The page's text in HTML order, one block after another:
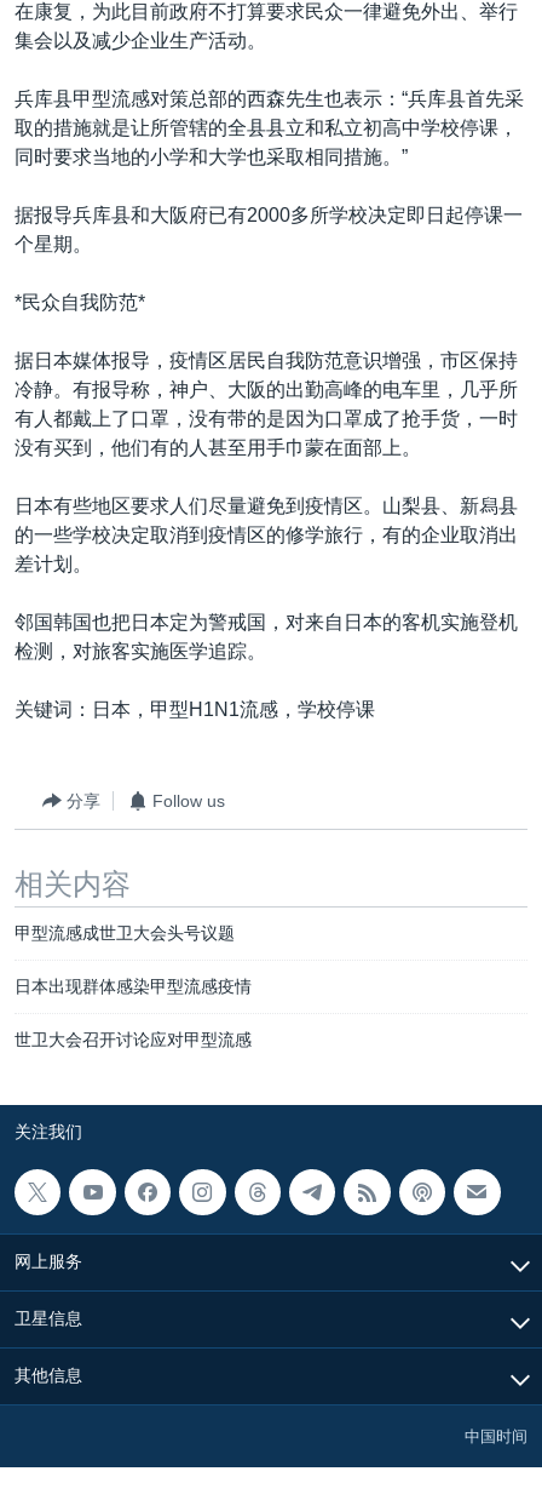
在康复，为此目前政府不打算要求民众一律避免外出、举行
集会以及减少企业生产活动。
兵库县甲型流感对策总部的西森先生也表示：“兵库县首先采
取的措施就是让所管辖的全县县立和私立初高中学校停课，
同时要求当地的小学和大学也采取相同措施。”
据报导兵库县和大阪府已有2000多所学校决定即日起停课一
个星期。
*民众自我防范*
据日本媒体报导，疫情区居民自我防范意识增强，市区保持
冷静。有报导称，神户、大阪的出勤高峰的电车里，几乎所
有人都戴上了口罩，没有带的是因为口罩成了抢手货，一时
没有买到，他们有的人甚至用手巾蒙在面部上。
日本有些地区要求人们尽量避免到疫情区。山梨县、新舄县
的一些学校决定取消到疫情区的修学旅行，有的企业取消出
差计划。
邻国韩国也把日本定为警戒国，对来自日本的客机实施登机
检测，对旅客实施医学追踪。
关键词：日本，甲型H1N1流感，学校停课
分享 Follow us
相关内容
甲型流感成世卫大会头号议题
日本出现群体感染甲型流感疫情
世卫大会召开讨论应对甲型流感
关注我们
网上服务
卫星信息
其他信息
中国时间